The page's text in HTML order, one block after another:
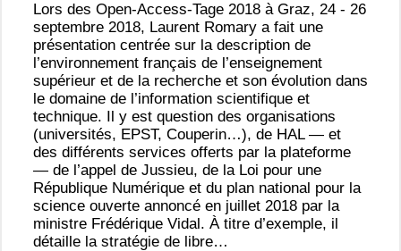
Lors des Open-Access-Tage 2018 à Graz, 24 - 26
septembre 2018, Laurent Romary a fait une
présentation centrée sur la description de
l’environnement français de l’enseignement
supérieur et de la recherche et son évolution dans
le domaine de l’information scientifique et
technique. Il y est question des organisations
(universités, EPST, Couperin…), de HAL — et
des différents services offerts par la plateforme
— de l’appel de Jussieu, de la Loi pour une
République Numérique et du plan national pour la
science ouverte annoncé en juillet 2018 par la
ministre Frédérique Vidal. À titre d’exemple, il
détaille la stratégie de libre…